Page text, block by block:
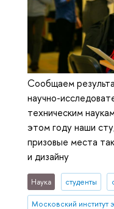
Сообщаем
научно-
техническим
этом году наши
призовые места
и дизайну
Наука студенты
Московский институт